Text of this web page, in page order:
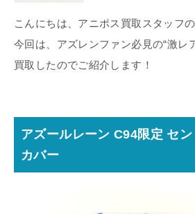
こんにちは、アニポス買取スタッフの
今回は、アズレンファン必見の“激レ
買取したのでご紹介します！
アズールレーン C94限定 セ
カバー